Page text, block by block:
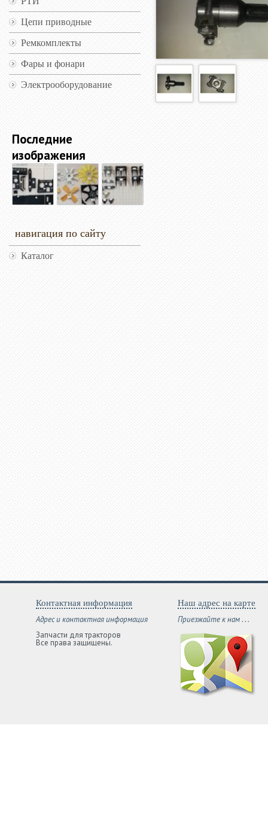
Цепи приводные
Ремкомплекты
Фары и фонари
Электрооборудование
Последние
изображения
навигация по сайту
Каталог
Контактная информация
Адрес и контактная информация
Запчасти для тракторов
Все права защищены.
Наш адрес на карте
Приезжайте к нам . . .